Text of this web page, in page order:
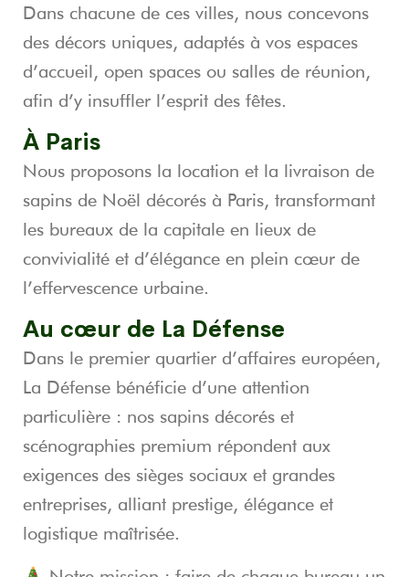
Dans chacune de ces villes, nous concevons
des décors uniques, adaptés à vos espaces
d’accueil, open spaces ou salles de réunion,
afin d’y insuffler l’esprit des fêtes.
À Paris
Nous proposons la location et la livraison de
sapins de Noël décorés à Paris, transformant
les bureaux de la capitale en lieux de
convivialité et d’élégance en plein cœur de
l’effervescence urbaine.
Au cœur de La Défense
Dans le premier quartier d’affaires européen,
La Défense bénéficie d’une attention
particulière : nos sapins décorés et
scénographies premium répondent aux
exigences des sièges sociaux et grandes
entreprises, alliant prestige, élégance et
logistique maîtrisée.